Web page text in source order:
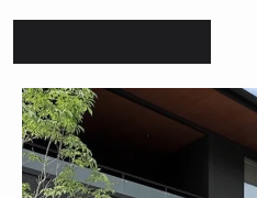
ホテルライク シンプルモダ
キッチン
リビング ダ
アイ工務店
住友林業